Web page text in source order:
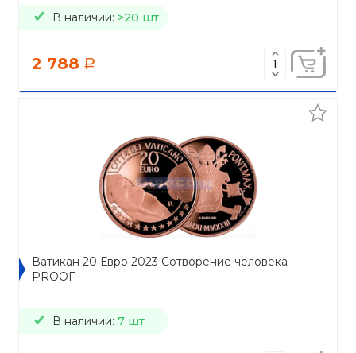
В наличии: >20 шт
2 788 a
Ватикан 20 Евро 2023 Сотворение человека
PROOF
В наличии: 7 шт